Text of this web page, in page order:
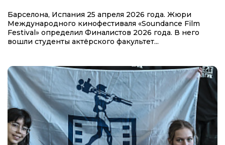
Барселона, Испания 25 апреля 2026 года. Жюри
Международного кинофестиваля «Soundance Film
Festival» определил Финалистов 2026 года. В него
вошли студенты актёрского факультет...